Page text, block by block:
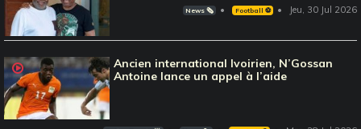
News 🗞️ Football ⚽️ Jeu, 30 Jul 2026
Ancien international Ivoirien, N’Gossan
Antoine lance un appel à l’aide